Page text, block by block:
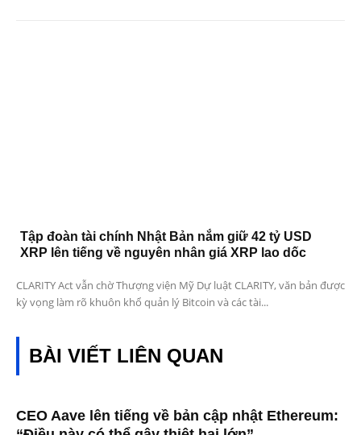
Tập đoàn tài chính Nhật Bản nắm giữ 42 tỷ USD
XRP lên tiếng về nguyên nhân giá XRP lao dốc
CLARITY Act vẫn chờ Thượng viện Mỹ Dự luật CLARITY, văn bản được
kỳ vọng làm rõ khuôn khổ quản lý Bitcoin và các tài...
BÀI VIẾT LIÊN QUAN
CEO Aave lên tiếng về bản cập nhật Ethereum: